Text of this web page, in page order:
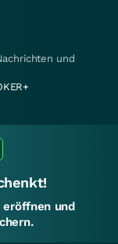
und
eröffnen und